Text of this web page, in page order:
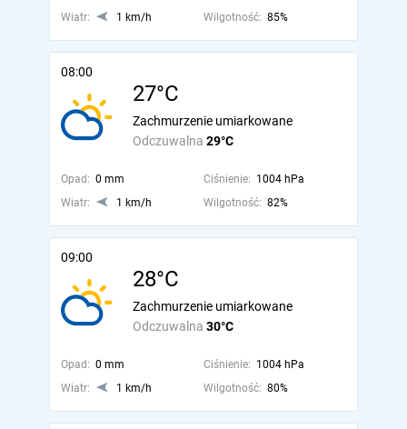
Wiatr: 1 km/h Wilgotność: 85%
08:00
27°C
Odczuwalna 29°C
Zachmurzenie umiarkowane
Opad: 0 mm Ciśnienie: 1004 hPa
Wiatr:
1 km/h Wilgotność: 82%
09:00
28°C
Odczuwalna 30°C
Zachmurzenie umiarkowane
Opad: 0 mm Ciśnienie: 1004 hPa
Wiatr:
1 km/h Wilgotność: 80%